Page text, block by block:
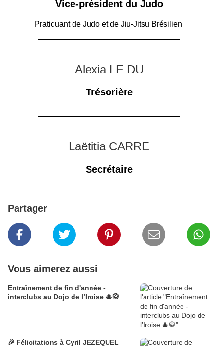
Vice-président du Judo
Pratiquant de Judo et de Jiu-Jitsu Brésilien
Alexia LE DU
Trésorière
Laëtitia CARRE
Secrétaire
Partager
Vous aimerez aussi
Entraînement de fin d'année -
interclubs au Dojo de l’Iroise 🎄🥋
🎉 Félicitations à Cyril JEZEQUEL